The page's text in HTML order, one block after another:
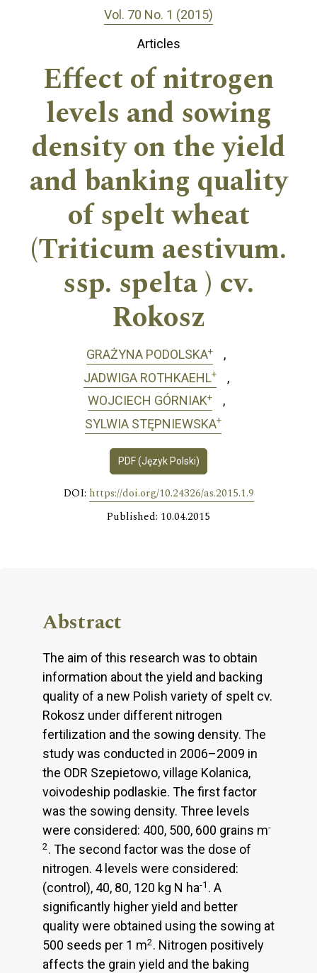
Vol. 70 No. 1 (2015)
Articles
Effect of nitrogen
levels and sowing
density on the yield
and banking quality
of spelt wheat
(Triticum aestivum.
ssp. spelta ) cv.
Rokosz
GRAŻYNA PODOLSKA+
JADWIGA ROTHKAEHL+
WOJCIECH GÓRNIAK+
SYLWIA STĘPNIEWSKA+
PDF (Język Polski)
DOI: https://doi.org/10.24326/as.2015.1.9
Published: 10.04.2015
Abstract
The aim of this research was to obtain
information about the yield and backing
quality of a new Polish variety of spelt cv.
Rokosz under different nitrogen
fertilization and the sowing density. The
study was conducted in 2006–2009 in
the ODR Szepietowo, village Kolanica,
voivodeship podlaskie. The first factor
was the sowing density. Three levels
were considered: 400, 500, 600 grains m-
2. The second factor was the dose of
nitrogen. 4 levels were considered:
(control), 40, 80, 120 kg N ha-1 . A
significantly higher yield and better
quality were obtained using the sowing at
500 seeds per 1 m2. Nitrogen positively
affects the grain yield and the baking